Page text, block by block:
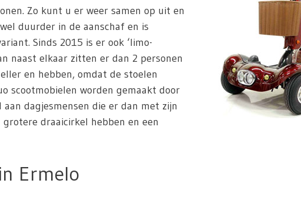
Zo kunt u er weer samen op uit en
duurder in de aanschaf en is
Sinds 2015 is er ook ‘limo-
naast elkaar zitten er dan 2 personen
en hebben, omdat de stoelen
scootmobielen worden gemaakt door
dagjesmensen die er dan met zijn
draaicirkel hebben en een
Ermelo